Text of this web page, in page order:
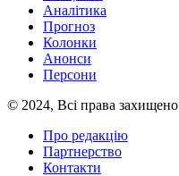
Аналітика
Прогноз
Колонки
Анонси
Персони
© 2024, Всі права захищено
Про редакцію
Партнерство
Контакти